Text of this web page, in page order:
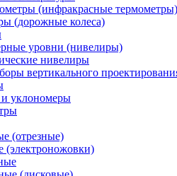
(инфракрасные термометры)
(дорожные колеса)
уровни (нивелиры)
нивелиры
вертикального
уклономеры
(отрезные)
(электроножовки)